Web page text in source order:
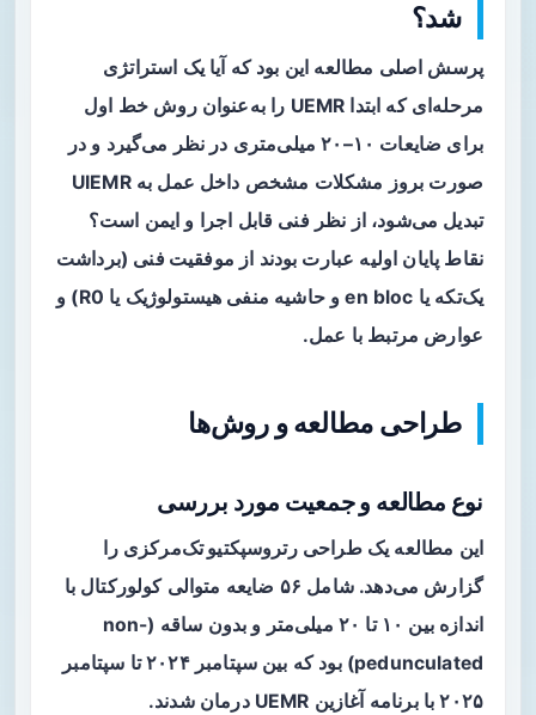
شد؟
پرسش اصلی مطالعه این بود که آیا یک استراتژی
مرحله‌ای
که ابتدا UEMR را به‌عنوان روش خط اول
برای ضایعات ۱۰–۲۰ میلی‌متری در نظر می‌گیرد و در
صورت بروز مشکلات مشخص داخل عمل به UIEMR
تبدیل می‌شود، از نظر فنی قابل اجرا و ایمن است؟
نقاط پایان اولیه عبارت بودند از موفقیت فنی (برداشت
یک‌تکه یا en bloc و حاشیه منفی هیستولوژیک یا R0) و
عوارض مرتبط با عمل.
طراحی مطالعه و روش‌ها
نوع مطالعه و جمعیت مورد بررسی
این مطالعه یک طراحیرتروسپکتیو تک‌مرکزی را
گزارش می‌دهد. شامل ۵۶ ضایعه متوالی کولورکتال با
اندازه بین ۱۰ تا ۲۰ میلی‌متر و بدون ساقه (non-
pedunculated) بود که بین سپتامبر ۲۰۲۴ تا سپتامبر
۲۰۲۵ با برنامه آغازین UEMR درمان شدند.